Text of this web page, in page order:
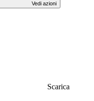
Vedi azioni
Scarica